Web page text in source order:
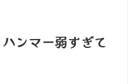
ンマー弱すぎて